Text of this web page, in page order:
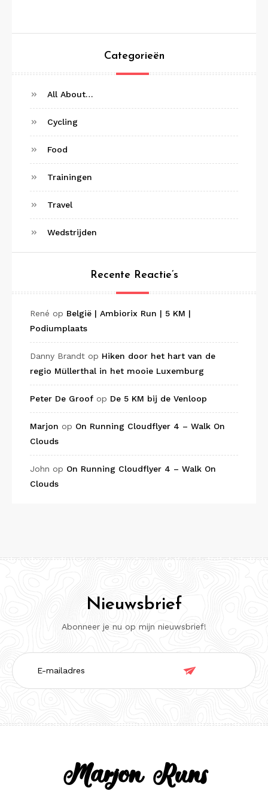
Categorieën
All About…
Cycling
Food
Trainingen
Travel
Wedstrijden
Recente Reactie’s
René op België | Ambiorix Run | 5 KM |
Podiumplaats
Danny Brandt op Hiken door het hart van de
regio Müllerthal in het mooie Luxemburg
Peter De Groof op De 5 KM bij de Venloop
Marjon op On Running Cloudflyer 4 – Walk On
Clouds
John op On Running Cloudflyer 4 – Walk On
Clouds
Nieuwsbrief
Abonneer je nu op mijn nieuwsbrief!
E-
mailadres

Marjon Runs